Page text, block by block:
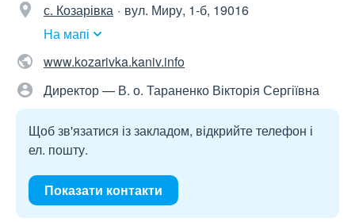
с. Козарівка
вул. Миру, 1-б, 19016
На мапі
www.kozarivka.kaniv.info
Директор — В. о. Тараненко Вікторія Сергіївна
Щоб зв'язатися із закладом, відкрийте телефон і
ел. пошту.
Показати контакти